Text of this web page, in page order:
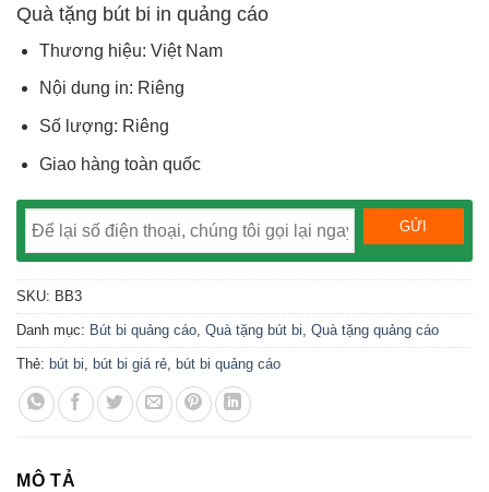
Quà tặng bút bi in quảng cáo
Thương hiệu: Việt Nam
Nội dung in: Riêng
Số lượng: Riêng
Giao hàng toàn quốc
SKU: BB3
Danh mục: Bút bi quảng cáo, Quà tặng bút bi, Quà tặng quảng cáo
Thẻ: bút bi, bút bi giá rẻ, bút bi quảng cáo
MÔ TẢ